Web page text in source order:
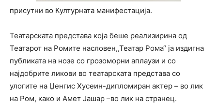
присутни во Културната манифестација.
Театарската представа која беше реализирина од
Театарот на Ромите насловен,,Театар Рома“ ја издигна
публиката на нозе со грозоморни аплаузи и со
најдобрите ликови во театарската представа со
улогите на Џенгис Хусеин-дипломиран актер – во лик
на Ром, како и Амет Јашар –во лик на странец.